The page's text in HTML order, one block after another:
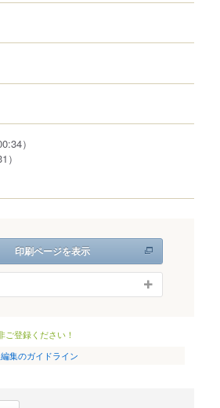
）
）
印刷ページを表示
登録ください！
集のガイドライン